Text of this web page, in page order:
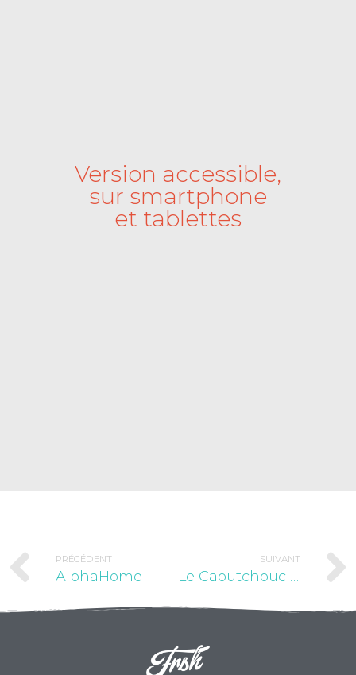
Version accessible,
sur smartphone
et tablettes
PRÉCÉDENT
AlphaHome
SUIVANT
Le Caoutchouc Industriel